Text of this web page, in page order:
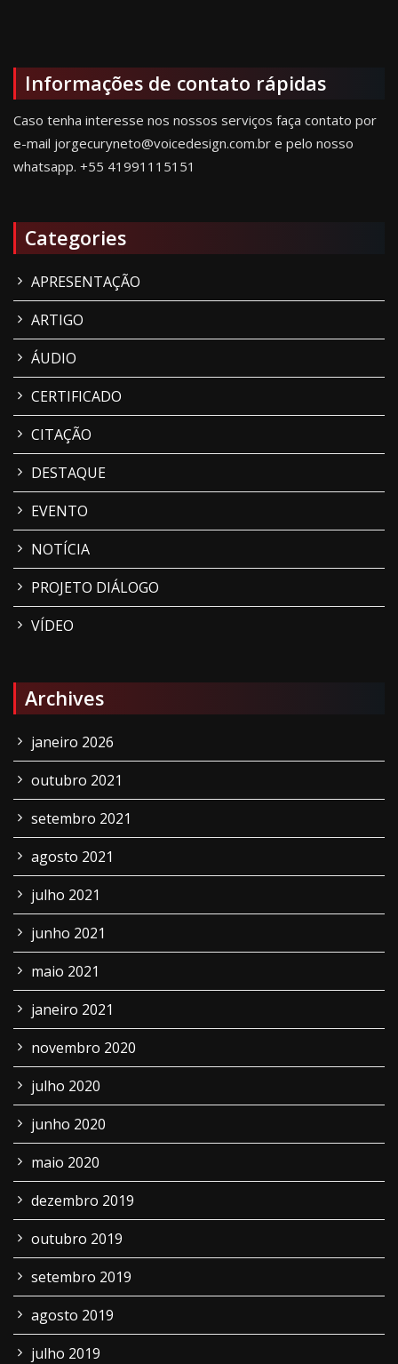
Informações de contato rápidas
Caso tenha interesse nos nossos serviços faça contato por
e-mail jorgecuryneto@voicedesign.com.br e pelo nosso
whatsapp. +55 41991115151
Categories
APRESENTAÇÃO
ARTIGO
ÁUDIO
CERTIFICADO
CITAÇÃO
DESTAQUE
EVENTO
NOTÍCIA
PROJETO DIÁLOGO
VÍDEO
Archives
janeiro 2026
outubro 2021
setembro 2021
agosto 2021
julho 2021
junho 2021
maio 2021
janeiro 2021
novembro 2020
julho 2020
junho 2020
maio 2020
dezembro 2019
outubro 2019
setembro 2019
agosto 2019
julho 2019